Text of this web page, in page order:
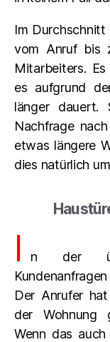
Im
vom Anruf bis
Mitarbeiters.
es aufgrund
länger dauert.
Nachfrage
etwas längere
dies natürlich
I
n der
Der Anrufer
der Wohnung
Wenn das